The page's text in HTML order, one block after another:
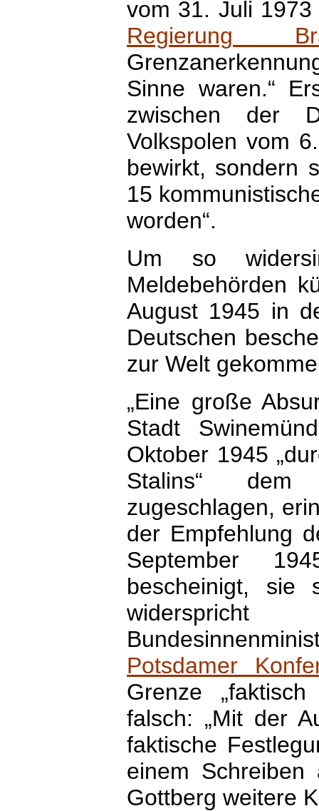
vom 31. Juli
Regierung
Sinne waren.“
zwischen der
Volkspolen vom
bewirkt, sondern
15
worden“.
Um so
Meldebehörden
August 1945 in
Deutschen
zur Welt
„Eine große
Stadt
Oktober 1945
Stalins“ dem
zugeschlagen,
der Empfehlung
September
bescheinigt, sie
Potsdamer
Grenze
falsch: „Mit der
faktische
einem
Gottberg weitere